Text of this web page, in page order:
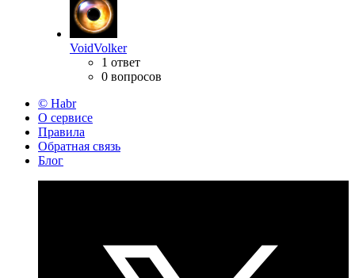
VoidVolker
1 ответ
0 вопросов
© Habr
О сервисе
Правила
Обратная связь
Блог